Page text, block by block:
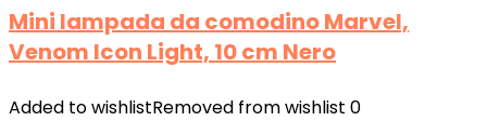
Mini lampada da comodino Marvel,
Venom Icon Light, 10 cm Nero
Added to wishlistRemoved from wishlist 0